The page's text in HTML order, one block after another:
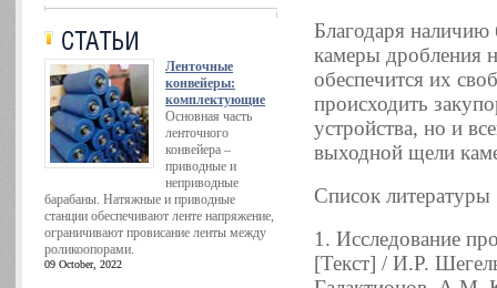
Ленточные
конвейеры:
комплектующие
Основная часть
ленточного
конвейера –
приводные и
неприводные
барабаны. Натяжные и приводные
станции обеспечивают ленте напряжение,
ограничивают провисание ленты между
роликоопорами.
09 October, 2022
Благодаря
камеры дробления
обеспечится их
происходить
устройства, но и
выходной щели
Список литературы
1. Исследование
[Текст] / И.Р.